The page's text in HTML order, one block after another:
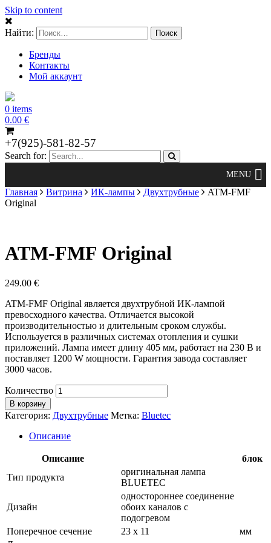
Skip to content
Найти:
Бренды
Контакты
Мой аккаунт
0 items
0.00 €
+7(925)-581-82-57
Search for:
Главная Витрина ИК-лампы Двухтрубные
ATM-FMF
Original
ATM-FMF Original
249.00 €
ATM-FMF Original является двухтрубной ИК-лампой
превосходного качества. Отличается высокой
производительностью и длительным сроком службы.
Используется в различных системах отопления и сушки
приложений. Лампа имеет длину 405 мм, работает на 230 В и
поставляет 1200 W мощности. Гарантия завода составляет
3000 часов.
Количество
В корзину
Категория: Двухтрубные Метка: Bluetec
Описание
Описание
блок
Тип продукта
оригинальная лампа
BLUETEC
Дизайн
одностороннее соединение
обоих каналов с
подогревом
Поперечное сечение
23 х 11
мм